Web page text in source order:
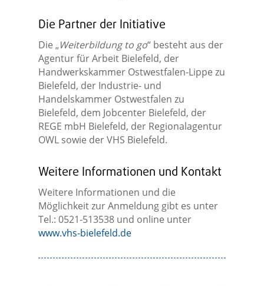
Die Partner der Initiative
Die „Weiterbildung to go“ besteht aus der
Agentur für Arbeit Bielefeld, der
Handwerkskammer Ostwestfalen-Lippe zu
Bielefeld, der Industrie- und
Handelskammer Ostwestfalen zu
Bielefeld, dem Jobcenter Bielefeld, der
REGE mbH Bielefeld, der Regionalagentur
OWL sowie der VHS Bielefeld.
Weitere Informationen und Kontakt
Weitere Informationen und die
Möglichkeit zur Anmeldung gibt es unter
Tel.: 0521-513538 und online unter
www.vhs-bielefeld.de